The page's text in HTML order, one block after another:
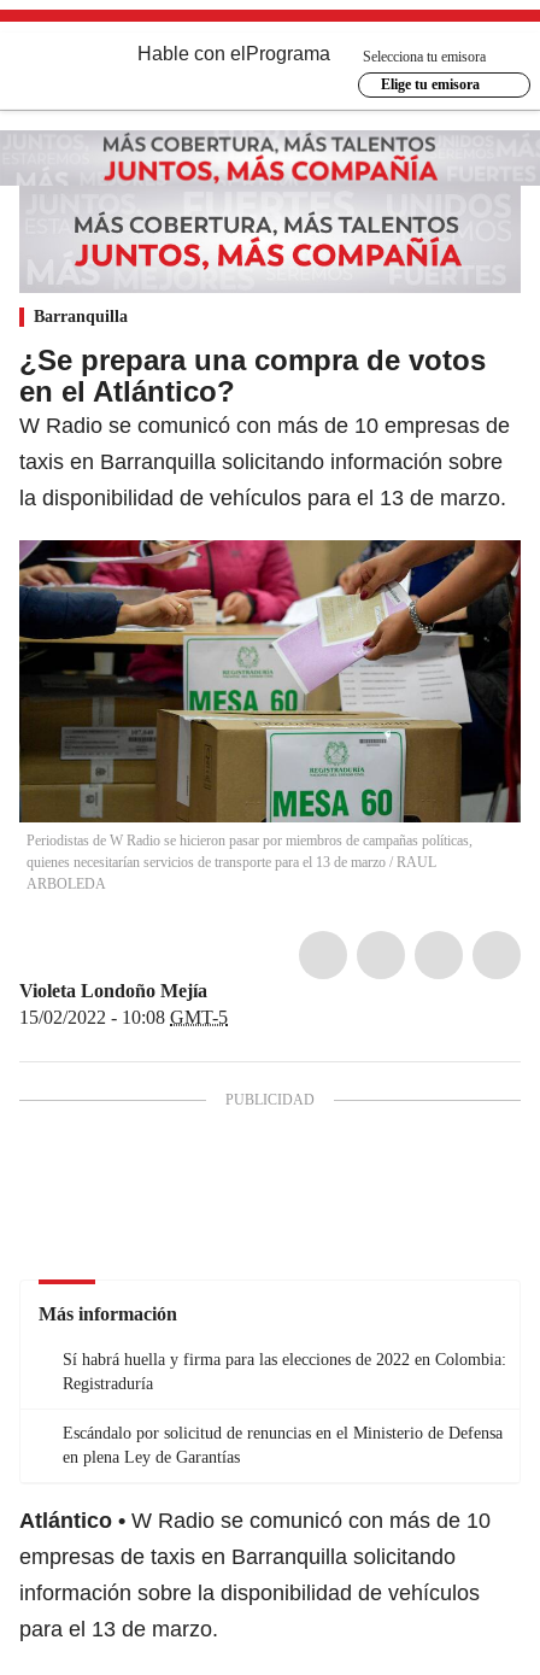
Hable con el Programa
Selecciona tu emisora
Elige tu emisora
Barranquilla
¿Se prepara una compra de votos
en el Atlántico?
W Radio se comunicó con más de 10 empresas de
taxis en Barranquilla solicitando información sobre
la disponibilidad de vehículos para el 13 de marzo.
Periodistas de W Radio se hicieron pasar por miembros de campañas políticas,
quienes necesitarían servicios de transporte para el 13 de marzo / RAUL
ARBOLEDA
Violeta Londoño Mejía
15/02/2022 - 10:08 GMT-5
Más información
Sí habrá huella y firma para las elecciones de 2022 en Colombia:
Registraduría
Escándalo por solicitud de renuncias en el Ministerio de Defensa
en plena Ley de Garantías
Atlántico
W Radio se comunicó con más de 10
empresas de taxis en Barranquilla solicitando
información sobre la disponibilidad de vehículos
para el 13 de marzo.